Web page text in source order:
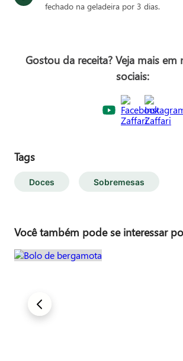
fechado na geladeira por 3 dias.
Gostou da receita? Veja mais em
sociais:
Tags
Doces Sobremesas
Você também pode se interessar